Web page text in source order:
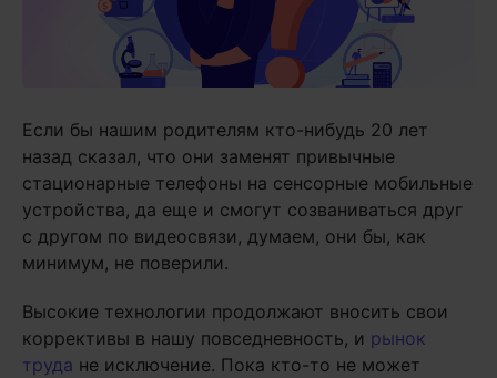
Если бы нашим родителям кто-нибудь 20 лет
назад сказал, что они заменят привычные
стационарные телефоны на сенсорные мобильные
устройства, да еще и смогут созваниваться друг
с другом по видеосвязи, думаем, они бы, как
минимум, не поверили.
Высокие технологии продолжают вносить свои
коррективы в нашу повседневность, и рынок
труда не исключение. Пока кто-то не может